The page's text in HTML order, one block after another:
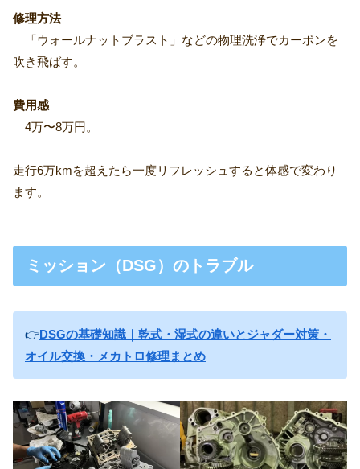
修理方法
「ウォールナットブラスト」などの物理洗浄でカーボンを
吹き飛ばす。
費用感
4万〜8万円。
走行6万kmを超えたら一度リフレッシュすると体感で変わり
ます。
ミッション（DSG）のトラブル
👉DSGの基礎知識｜乾式・湿式の違いとジャダー対策・
オイル交換・メカトロ修理まとめ